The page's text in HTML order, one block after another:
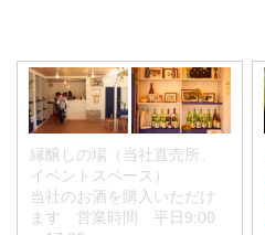
縁醸しの場（当社直売所、
イベントスペース）
当社のお酒を購入いただけ
ます 営業時間 平日9:00